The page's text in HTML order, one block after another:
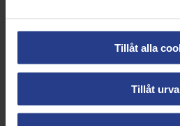
Tillåt alla
Tillåt